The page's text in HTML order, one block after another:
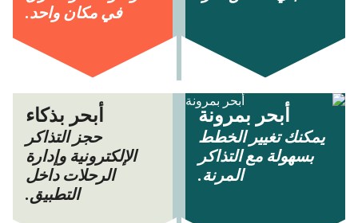
في مكان واحد.
أبحر بمرونة
يمكنك تغيير الخطط
بسهولة مع التذاكر
المرنة.
أبحر بذكاء
حجز التذاكر
الإلكترونية وإدارة
الرحلات داخل
التطبيق.